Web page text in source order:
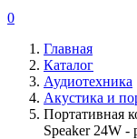
0
Главная
Каталог
Аудиотехника
Акустика и
Портативная
Speaker 24W -